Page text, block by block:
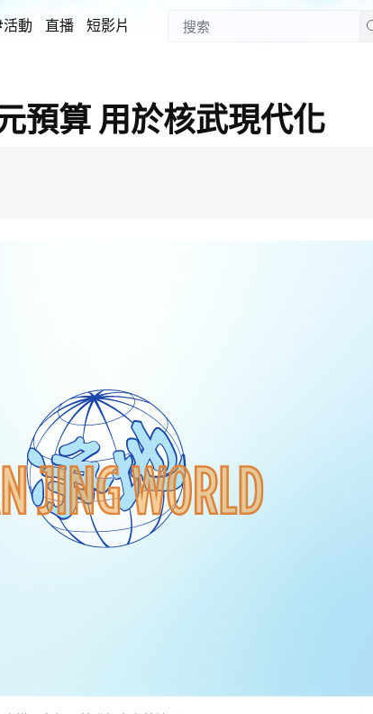
動 直播 短影片
預算 用於核武現代化